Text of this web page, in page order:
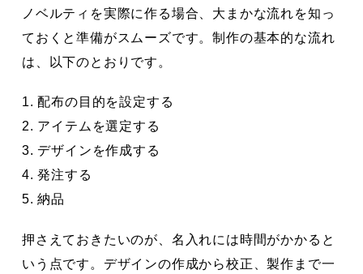
ノベルティを実際に作る場合、大まかな流れを知っ
ておくと準備がスムーズです。制作の基本的な流れ
は、以下のとおりです。
1. 配布の目的を設定する
2. アイテムを選定する
3. デザインを作成する
4. 発注する
5. 納品
押さえておきたいのが、名入れには時間がかかると
いう点です。デザインの作成から校正、製作まで一